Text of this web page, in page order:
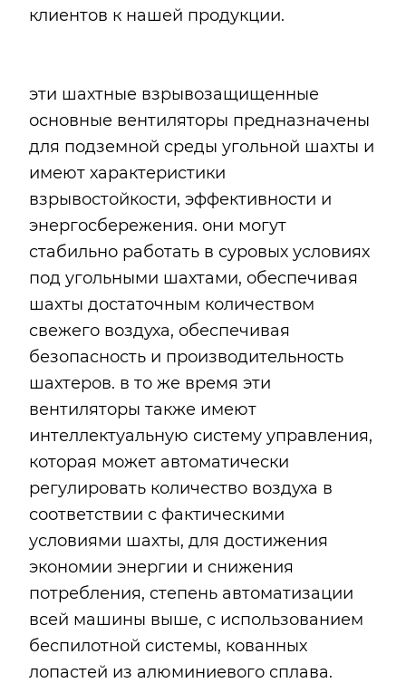
клиентов к нашей продукции.
эти шахтные взрывозащищенные
основные вентиляторы предназначены
для подземной среды угольной шахты и
имеют характеристики
взрывостойкости, эффективности и
энергосбережения. они могут
стабильно работать в суровых условиях
под угольными шахтами, обеспечивая
шахты достаточным количеством
свежего воздуха, обеспечивая
безопасность и производительность
шахтеров. в то же время эти
вентиляторы также имеют
интеллектуальную систему управления,
которая может автоматически
регулировать количество воздуха в
соответствии с фактическими
условиями шахты, для достижения
экономии энергии и снижения
потребления, степень автоматизации
всей машины выше, с использованием
беспилотной системы, кованных
лопастей из алюминиевого сплава.